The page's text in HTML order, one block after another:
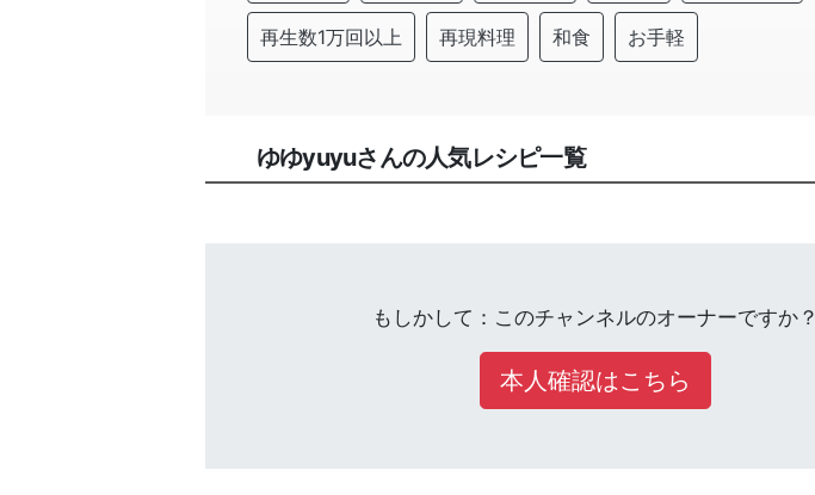
再生数1万回以上 再現料理 和食 お手軽
ゆゆyuyuさんの人気レシピ一覧
もしかして：このチャンネルのオーナーですか？
本人確認はこちら